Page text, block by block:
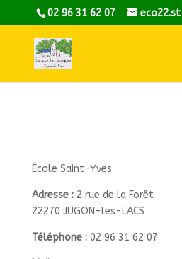
02 96 31 62 07
École Saint-Yves
Adresse :2 rue de la Forêt
22270 JUGON-les-LACS
Téléphone :02 96 31 62 07